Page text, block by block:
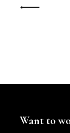
Want to